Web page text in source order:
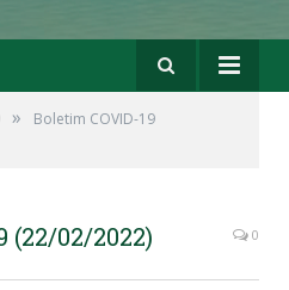
»
Boletim COVID-19
(22/02/2022) 0